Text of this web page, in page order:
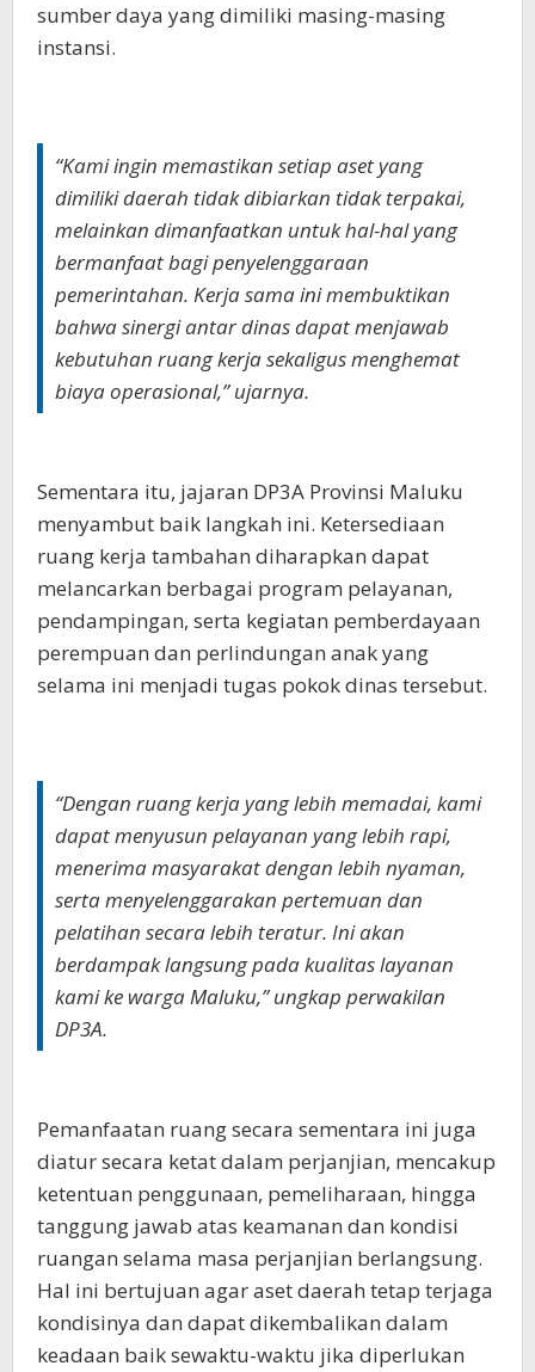
sumber daya yang dimiliki masing-masing
instansi.
“Kami ingin memastikan setiap aset yang
dimiliki daerah tidak dibiarkan tidak terpakai,
melainkan dimanfaatkan untuk hal-hal yang
bermanfaat bagi penyelenggaraan
pemerintahan. Kerja sama ini membuktikan
bahwa sinergi antar dinas dapat menjawab
kebutuhan ruang kerja sekaligus menghemat
biaya operasional,” ujarnya.
Sementara itu, jajaran DP3A Provinsi Maluku
menyambut baik langkah ini. Ketersediaan
ruang kerja tambahan diharapkan dapat
melancarkan berbagai program pelayanan,
pendampingan, serta kegiatan pemberdayaan
perempuan dan perlindungan anak yang
selama ini menjadi tugas pokok dinas tersebut.
“Dengan ruang kerja yang lebih memadai, kami
dapat menyusun pelayanan yang lebih rapi,
menerima masyarakat dengan lebih nyaman,
serta menyelenggarakan pertemuan dan
pelatihan secara lebih teratur. Ini akan
berdampak langsung pada kualitas layanan
kami ke warga Maluku,” ungkap perwakilan
DP3A.
Pemanfaatan ruang secara sementara ini juga
diatur secara ketat dalam perjanjian, mencakup
ketentuan penggunaan, pemeliharaan, hingga
tanggung jawab atas keamanan dan kondisi
ruangan selama masa perjanjian berlangsung.
Hal ini bertujuan agar aset daerah tetap terjaga
kondisinya dan dapat dikembalikan dalam
keadaan baik sewaktu-waktu jika diperlukan